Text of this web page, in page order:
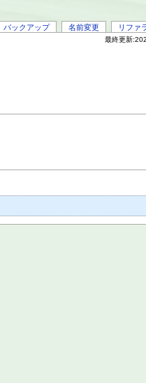
バックアップ 名前変更 リファ
最終更新